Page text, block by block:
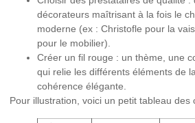
décorateurs maîtrisant à la fois le
moderne (ex : Christofle pour la
pour le mobilier).
Créer un fil rouge : un thème, une
qui relie les différents éléments de
cohérence élégante.
Pour illustration, voici un petit tableau des